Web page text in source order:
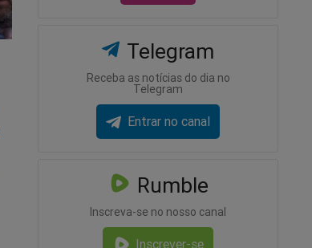
Telegram
Receba as notícias do dia no
Telegram
Entrar no canal
Rumble
Inscreva-se no nosso canal
Inscrever-se